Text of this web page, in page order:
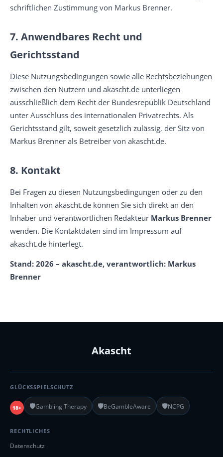
schriftlichen Zustimmung von Markus Brenner.
7. Anwendbares Recht und
Gerichtsstand
Diese Nutzungsbedingungen sowie alle Rechtsbeziehungen
zwischen den Nutzern und akascht.de unterliegen
ausschließlich dem Recht der Bundesrepublik Deutschland
unter Ausschluss des internationalen Privatrechts. Als
Gerichtsstand gilt, soweit gesetzlich zulässig, der Sitz von
Markus Brenner als Betreiber von akascht.de.
8. Kontakt
Bei Fragen zu diesen Nutzungsbedingungen oder zu den
Inhalten von akascht.de können Sie sich direkt an den
Inhaber und verantwortlichen Redakteur Markus Brenner
wenden. Die Kontaktdaten sind im Impressum auf
akascht.de hinterlegt.
Stand: 2026 – akascht.de, verantwortlich: Markus
Brenner
Akascht
GLÜCKSSPIELSCHUTZ
18+ 🛡️Gambling Therapy 🛡️BeGambleAware 🛡️NCPG
RECHTLICHES
Datenschutz